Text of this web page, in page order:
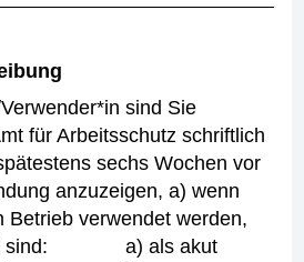
sind Sie
für Arbeitsschutz schriftlich
sechs Wochen vor
anzuzeigen,a) wenn
Betrieb verwendet werden,
a) als akut